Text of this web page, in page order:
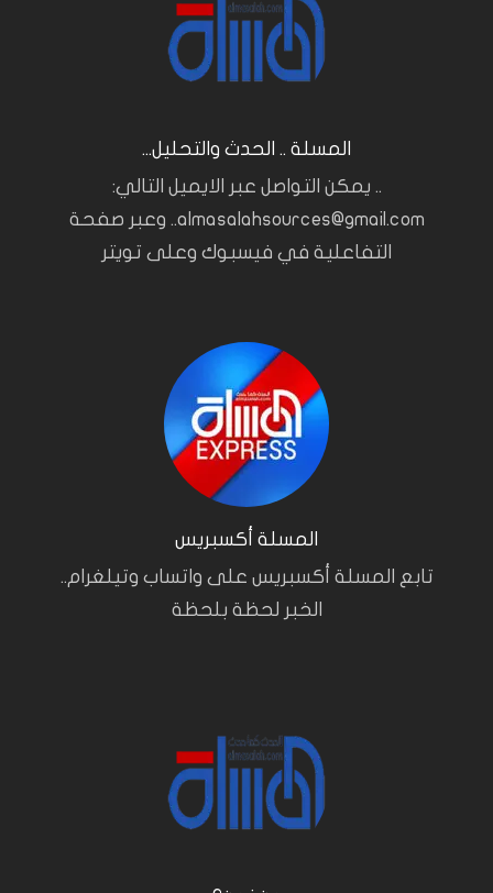
المسلة .. الحدث والتحليل...
.. يمكن التواصل عبر الايميل التالي:
almasalahsources@gmail.com.. وعبر صفحة
التفاعلية في فيسبوك وعلى تويتر
المسلة أكسبريس
تابع المسلة أكسبريس على واتساب وتيلغرام..
الخبر لحظة بلحظة